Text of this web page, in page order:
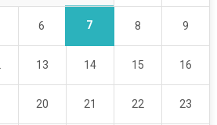
6 7 8 9
13 14 15 16
20 21 22 23